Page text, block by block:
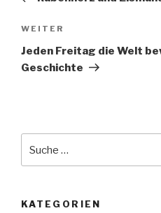
Nächster
Beitrag
WEITER
Jeden Freitag die Welt
Geschichte
nach:
KATEGORIEN